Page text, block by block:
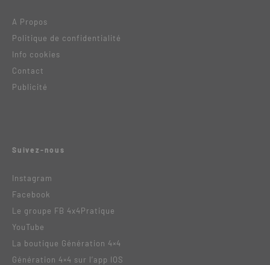
A Propos
Politique de confidentialité
Info cookies
Contact
Publicité
Suivez-nous
Instagram
Facebook
Le groupe FB 4x4Pratique
YouTube
La boutique Génération 4×4
Génération 4×4 sur l’app IOS